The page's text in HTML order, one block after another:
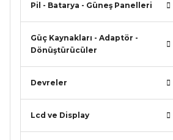
Pil - Batarya - Güneş Panelleri
Güç Kaynakları - Adaptör -
Dönüştürücüler
Devreler
Lcd ve Display